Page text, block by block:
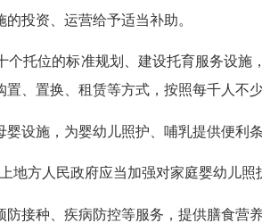
投资、运营给予适当补助。
位的标准规划、建设托育服务设施
、置换、租赁等方式，按照每千人不
设施，为婴幼儿照护、哺乳提供便利
方人民政府应当加强对家庭婴幼儿照
种、疾病防控等服务，提供膳食营养